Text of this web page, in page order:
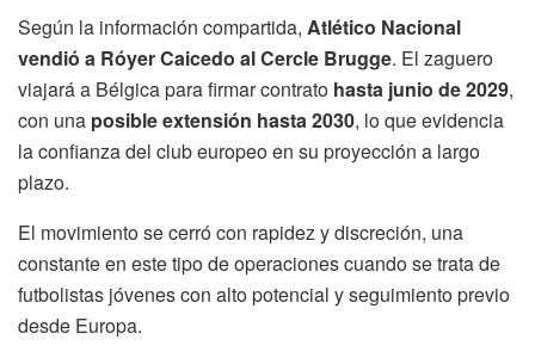
Según la información compartida, Atlético Nacional
vendió a Róyer Caicedo al Cercle Brugge. El zaguero
viajará a Bélgica para firmar contrato hasta junio de 2029,
con una posible extensión hasta 2030, lo que evidencia
la confianza del club europeo en su proyección a largo
plazo.
El movimiento se cerró con rapidez y discreción, una
constante en este tipo de operaciones cuando se trata de
futbolistas jóvenes con alto potencial y seguimiento previo
desde Europa.